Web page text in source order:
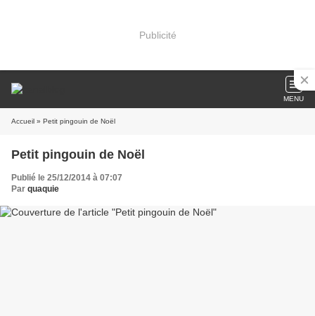
Publicité
MENU
Accueil » Petit pingouin de Noël
Petit pingouin de Noël
Publié le 25/12/2014 à 07:07
Par quaquie